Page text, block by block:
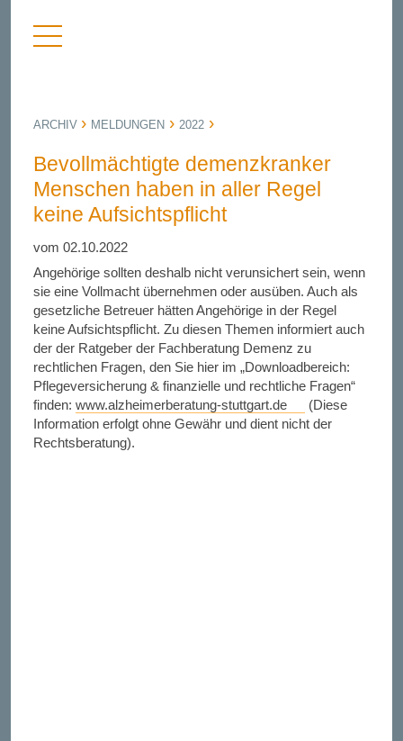
Menü
anzeigen
ARCHIV MELDUNGEN 2022
Bevollmächtigte demenzkranker
Menschen haben in aller Regel
keine Aufsichtspflicht
vom 02.10.2022
Angehörige sollten deshalb nicht verunsichert sein, wenn
sie eine Vollmacht übernehmen oder ausüben. Auch als
gesetzliche Betreuer hätten Angehörige in der Regel
keine Aufsichtspflicht. Zu diesen Themen informiert auch
der der Ratgeber der Fachberatung Demenz zu
rechtlichen Fragen, den Sie hier im „Downloadbereich:
Pflegeversicherung & finanzielle und rechtliche Fragen“
finden: www.alzheimerberatung-stuttgart.de
(Diese
Information erfolgt ohne Gewähr und dient nicht der
Rechtsberatung).